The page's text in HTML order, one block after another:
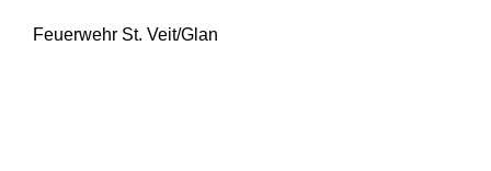
Feuerwehr St. Veit/Glan